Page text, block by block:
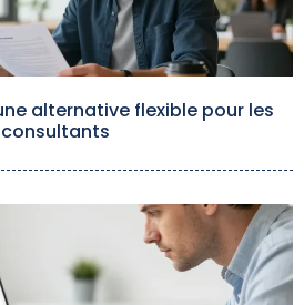
alternative flexible pour les
consultants